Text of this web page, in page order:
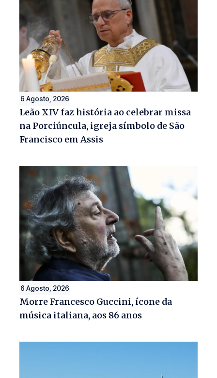
6 Agosto, 2026
Leão XIV faz história ao celebrar missa
na Porciúncula, igreja símbolo de São
Francisco em Assis
6 Agosto, 2026
Morre Francesco Guccini, ícone da
música italiana, aos 86 anos